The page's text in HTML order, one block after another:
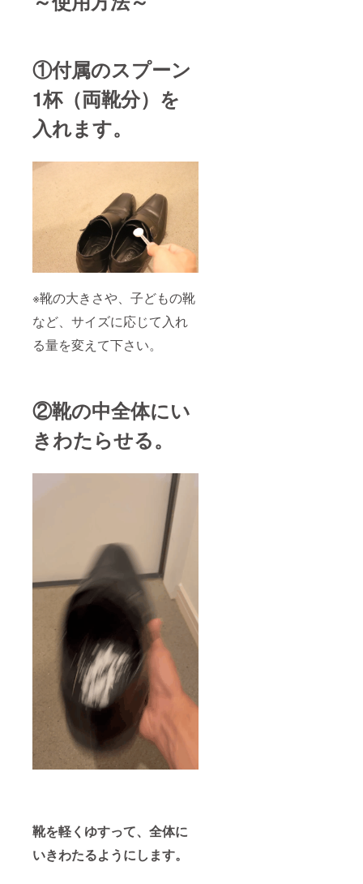
①付属のスプーン
1杯（両靴分）を
入れます。
※靴の大きさや、子どもの靴
など、サイズに応じて入れ
る量を変えて下さい。
②靴の中全体にい
きわたらせる。
靴を軽くゆすって、全体に
いきわたるようにします。